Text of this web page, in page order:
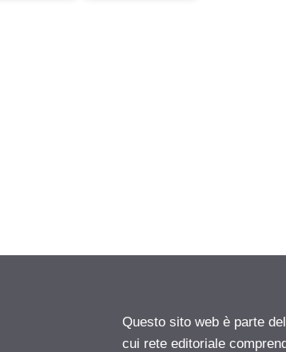
Questo sito web è parte
cui rete editoriale